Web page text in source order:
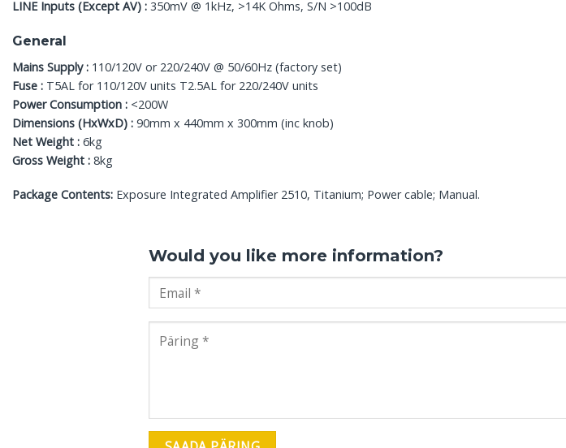
LINE Inputs (Except AV) : 350mV @ 1kHz, >14K Ohms, S/N >100dB
General
Mains Supply : 110/120V or 220/240V @ 50/60Hz (factory set)
Fuse : T5AL for 110/120V units T2.5AL for 220/240V units
Power Consumption : <200W
Dimensions (HxWxD) : 90mm x 440mm x 300mm (inc knob)
Net Weight : 6kg
Gross Weight : 8kg
Package Contents: Exposure Integrated Amplifier 2510, Titanium; Power cable; Manual.
Would you like more information?